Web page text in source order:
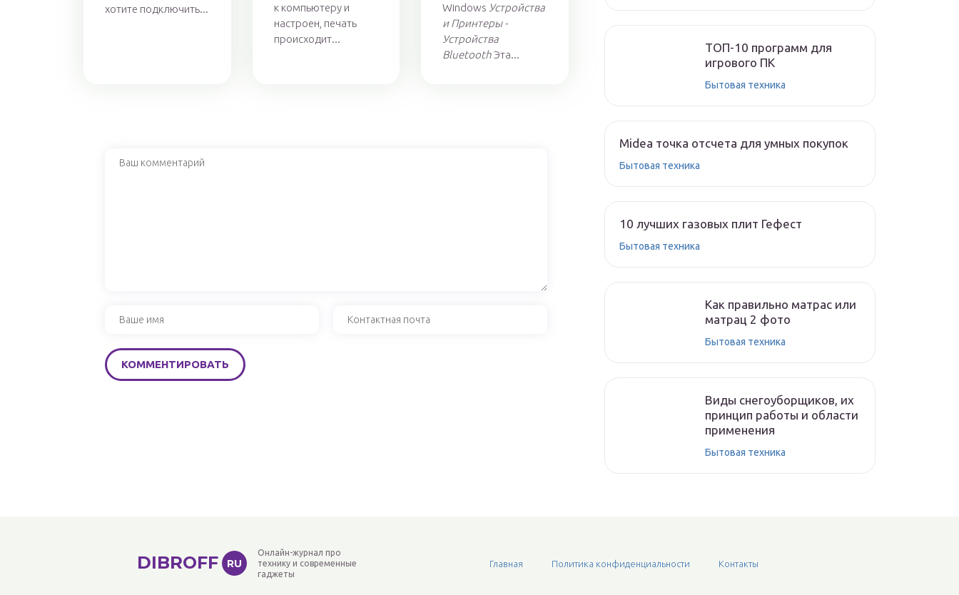
хотите подключить...
к компьютеру и
настроен, печать
происходит...
Windows Устройства
и Принтеры -
Устройства
BluetoothЭта...
ТОП-10 программ для
игрового ПК
Бытовая техника
Midea точка отсчета для умных покупок
Бытовая техника
10 лучших газовых плит Гефест
Бытовая техника
Как правильно матрас или
матрац 2 фото
Бытовая техника
Виды снегоуборщиков, их
принцип работы и области
применения
Бытовая техника
DIBROFF RU
Онлайн-журнал про
технику и современные
гаджеты
Главная Политика конфиденциальности Контакты